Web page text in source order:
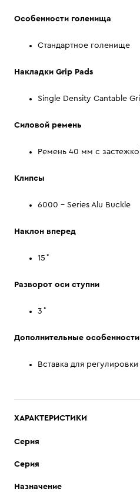
Особенности голенища
Стандартное голенище
Накладки Grip Pads
Single Density Cantable
Силовой ремень
Ремень 40 мм с
Клипсы
6000 – Series Alu Buckle
Наклон вперед
15˚
Разворот оси ступни
3˚
Дополнительные особенности
Вставка для
ХАРАКТЕРИСТИКИ
Cерия
Серия
Назначение